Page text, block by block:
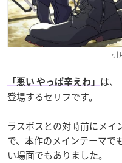
引
「悪い やっぱ辛えわ」 は、
登場するセリフです。
ラスボスとの対峙前にメイ
で、本作のメインテーマで
い場面でもありました。